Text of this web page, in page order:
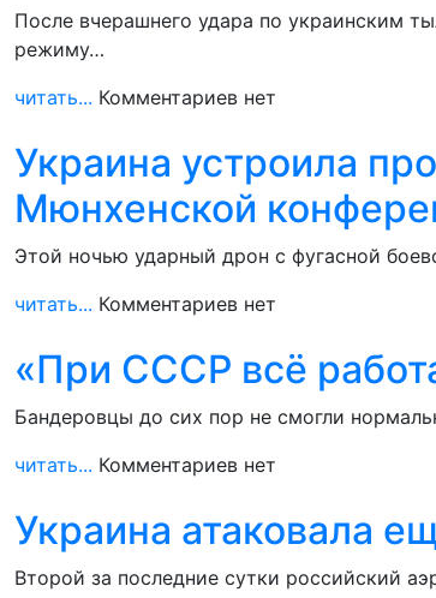
После вчерашнего удара по украинским
режиму…
читать... Комментариев нет
Украина устроила
Мюнхенской
Этой ночью ударный дрон с фугасной
читать... Комментариев нет
«При СССР всё
Бандеровцы до сих пор не смогли
читать... Комментариев нет
Украина атаковала
Второй за последние сутки российский